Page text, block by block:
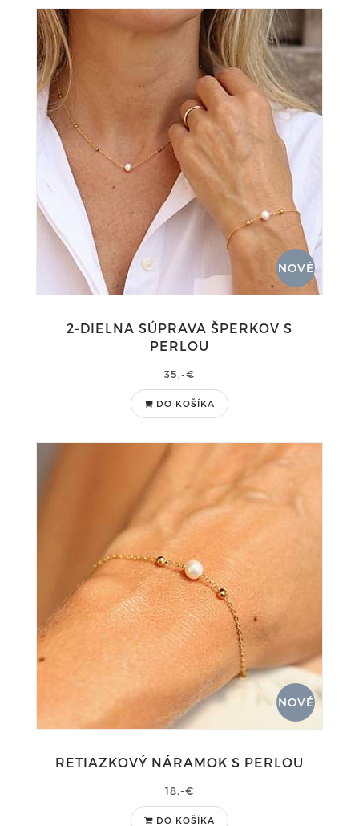
NOVÉ
2-DIELNA SÚPRAVA ŠPERKOV S
PERLOU
35,-€
DO KOŠÍKA
NOVÉ
RETIAZKOVÝ NÁRAMOK S PERLOU
18,-€
DO KOŠÍKA